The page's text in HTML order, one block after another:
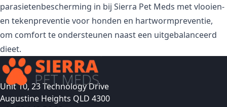
parasietenbescherming in bij Sierra Pet Meds met vlooien-
en tekenpreventie voor honden en hartwormpreventie,
om comfort te ondersteunen naast een uitgebalanceerd
dieet.
Unit 10, 23 Technology Drive
Augustine Heights QLD 4300